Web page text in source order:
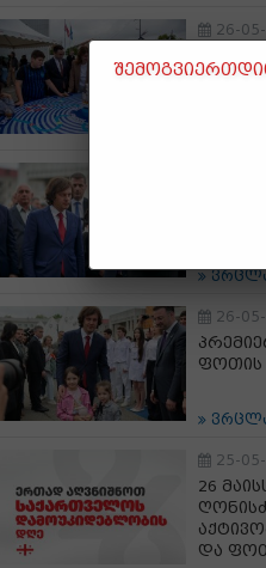
26-
26-
ფოთის
25-
26
და